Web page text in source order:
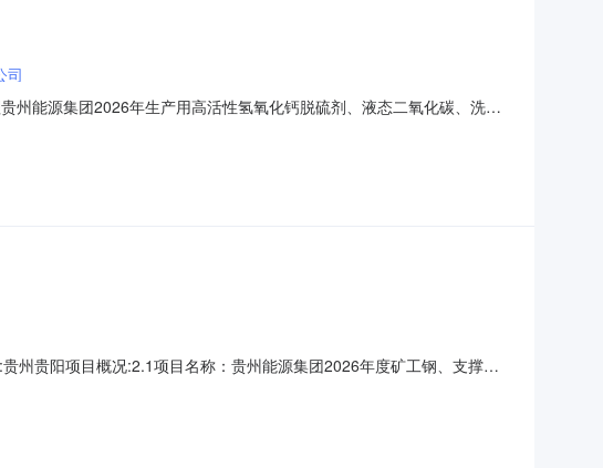
司
州能源集团2026年生产用高活性氢氧化钙脱硫剂、液态二氧化碳、洗油
目名称：贵州能源集团2026年生产用高活性氢氧化钙脱硫剂、液态二
州贵阳项目概况:2.1项目名称：贵州能源集团2026年度矿工钢、支撑钢
到货GB/T4697-2017《矿山巷道支护用热轧型钢》国家标